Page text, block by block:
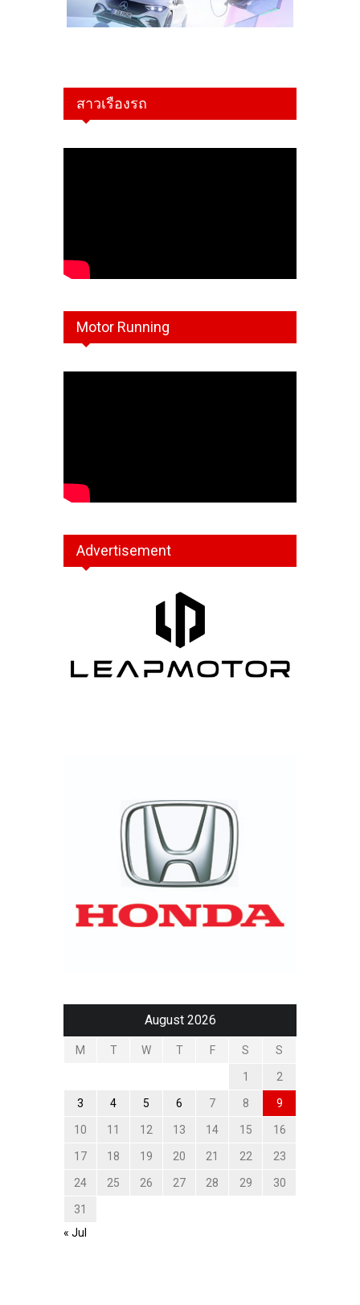
สาวเรืองรถ
Motor Running
Advertisement
August 2026
M T W T F S S
1 2
3 4 5 6 7 8 9
10 11 12 13 14 15 16
17 18 19 20 21 22 23
24 25 26 27 28 29 30
31
« Jul